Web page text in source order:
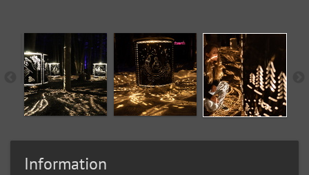
Information